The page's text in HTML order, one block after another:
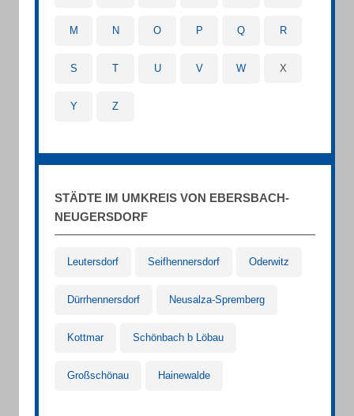
M N O P Q R
S T U V W X
Y Z
STÄDTE IM UMKREIS VON EBERSBACH-
NEUGERSDORF
Leutersdorf Seifhennersdorf Oderwitz
Dürrhennersdorf Neusalza-Spremberg
Kottmar Schönbach b Löbau
Großschönau Hainewalde